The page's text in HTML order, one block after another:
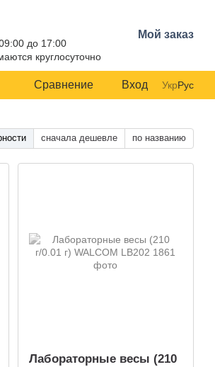
до 17:00
круглосуточно
Мой заказ
Сравнение Вход УкрРус
сначала дешевле по названию
Лабораторные весы (210